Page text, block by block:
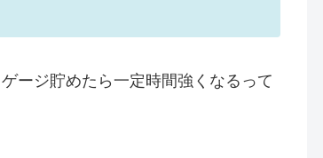
ージ貯めたら一定時間強くなるって